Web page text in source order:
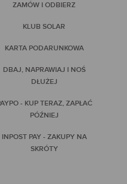
ZAMÓW I ODBIERZ
KLUB SOLAR
KARTA PODARUNKOWA
DBAJ, NAPRAWIAJ I NOŚ
DŁUŻEJ
- KUP TERAZ, ZAPŁAĆ
PÓŹNIEJ
INPOST PAY - ZAKUPY NA
SKRÓTY